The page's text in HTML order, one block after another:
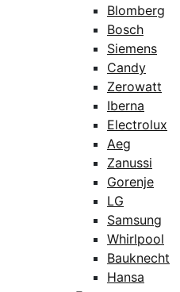
Blomberg
Bosch
Siemens
Candy
Zerowatt
Iberna
Electrolux
Aeg
Zanussi
Gorenje
LG
Samsung
Whirlpool
Bauknecht
Hansa